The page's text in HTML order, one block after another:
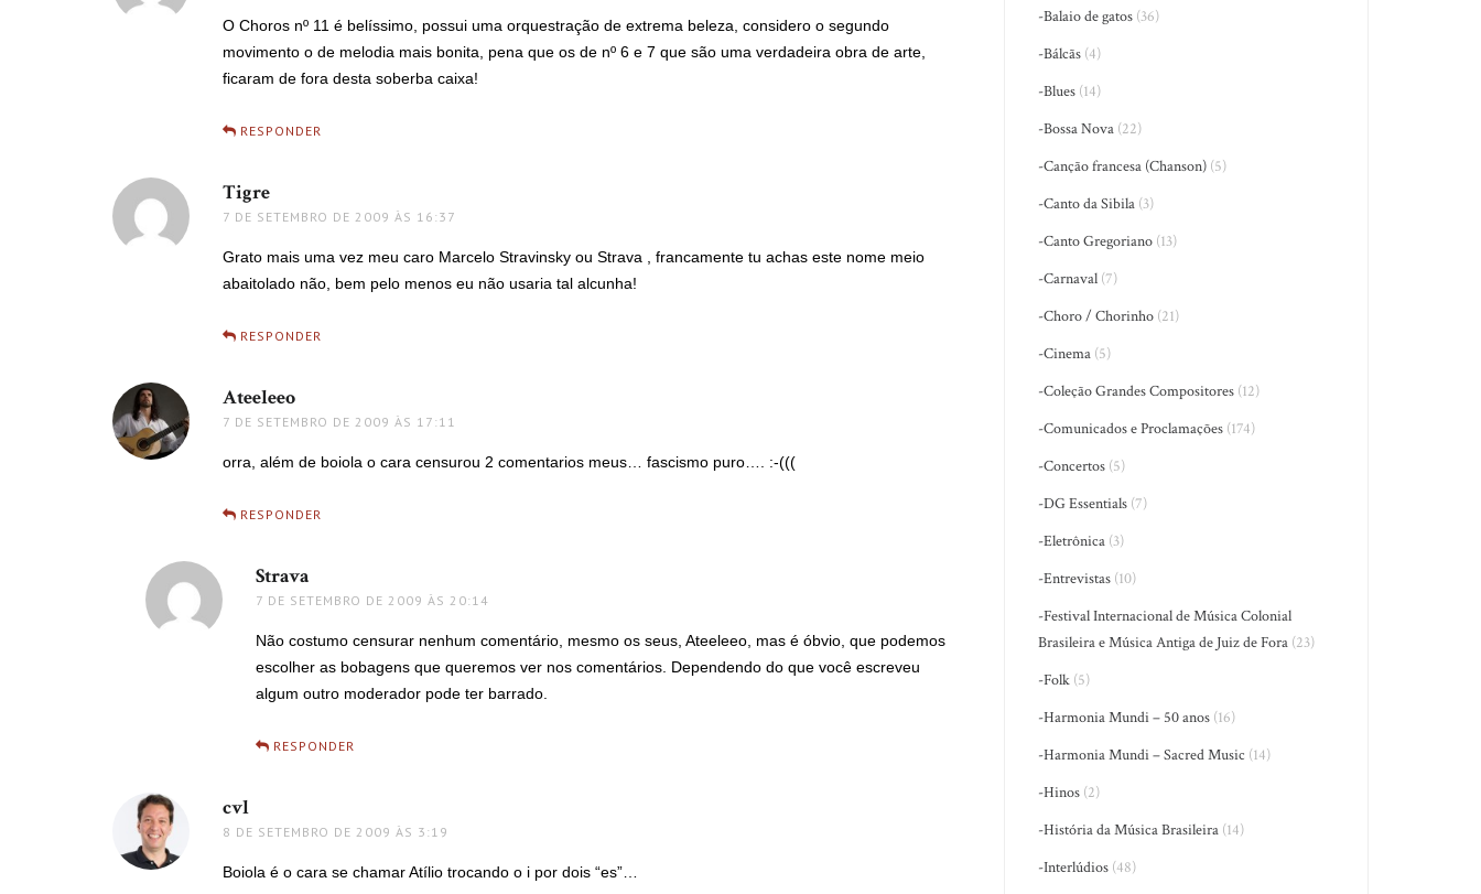
O Choros nº 11 é belíssimo, possui uma orquestração de extrema beleza, considero o segundo
movimento o de melodia mais bonita, pena que os de nº 6 e 7 que são uma verdadeira obra de arte,
ficaram de fora desta soberba caixa!
RESPONDER
Tigre
7 DE SETEMBRO DE 2009 ÀS 16:37
Grato mais uma vez meu caro Marcelo Stravinsky ou Strava , francamente tu achas este nome meio
abaitolado não, bem pelo menos eu não usaria tal alcunha!
RESPONDER
Ateeleeo
7 DE SETEMBRO DE 2009 ÀS 17:11
orra, além de boiola o cara censurou 2 comentarios meus… fascismo puro…. :-(((
RESPONDER
Strava
7 DE SETEMBRO DE 2009 ÀS 20:14
Não costumo censurar nenhum comentário, mesmo os seus, Ateeleeo, mas é óbvio, que podemos
escolher as bobagens que queremos ver nos comentários. Dependendo do que você escreveu
algum outro moderador pode ter barrado.
RESPONDER
cvl
8 DE SETEMBRO DE 2009 ÀS 3:19
Boiola é o cara se chamar Atílio trocando o i por dois “es”…
-Balaio de gatos (36)
-Bálcãs (4)
-Blues (14)
-Bossa Nova (22)
-Canção francesa (Chanson) (5)
-Canto da Sibila (3)
-Canto Gregoriano (13)
-Carnaval (7)
-Choro / Chorinho (21)
-Cinema (5)
-Coleção Grandes Compositores (12)
-Comunicados e Proclamações (174)
-Concertos (5)
-DG Essentials (7)
-Eletrônica (3)
-Entrevistas (10)
-Festival Internacional de Música Colonial
Brasileira e Música Antiga de Juiz de Fora (23)
-Folk (5)
-Harmonia Mundi – 50 anos (16)
-Harmonia Mundi – Sacred Music (14)
-Hinos (2)
-História da Música Brasileira (14)
-Interlúdios (48)